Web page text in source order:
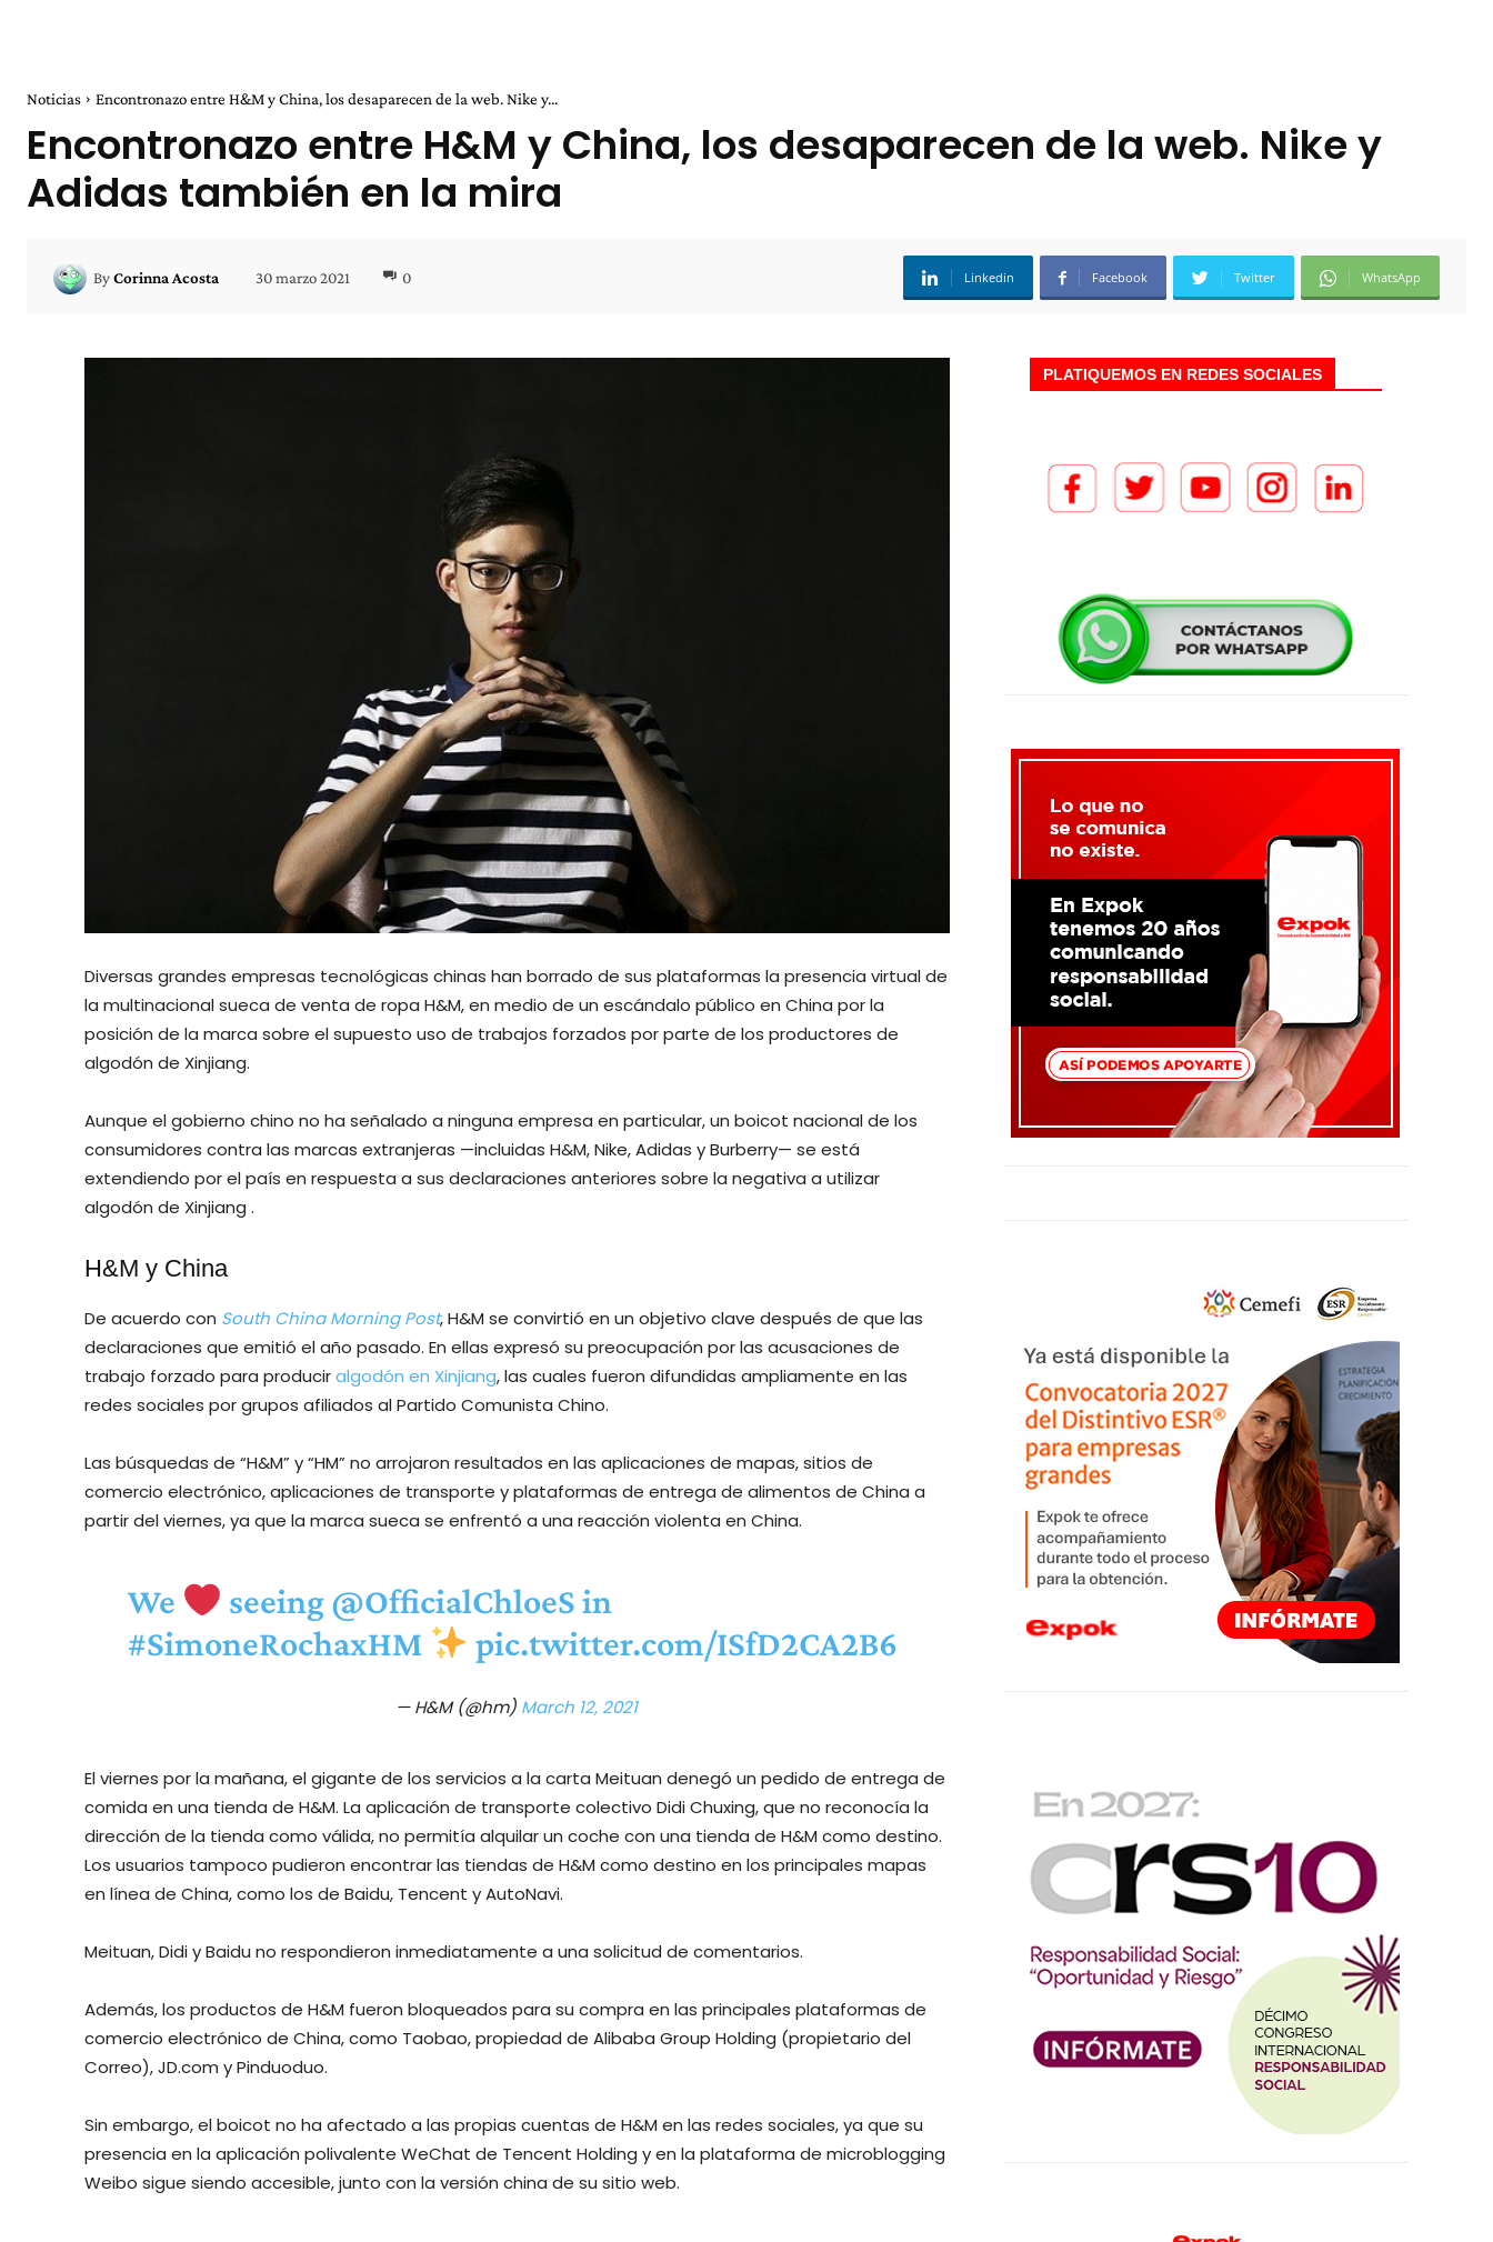
Noticias Encontronazo entre H&M y China, los desaparecen de la web. Nike y...
Encontronazo entre H&M y China, los desaparecen de la web. Nike y
Adidas también en la mira
ByCorinna Acosta 30 marzo 2021 0 Linkedin Facebook Twitter WhatsApp
Diversas grandes empresas tecnológicas chinas han borrado de sus plataformas la presencia virtual de
la multinacional sueca de venta de ropa H&M, en medio de un escándalo público en China por la
posición de la marca sobre el supuesto uso de trabajos forzados por parte de los productores de
algodón de Xinjiang.
Aunque el gobierno chino no ha señalado a ninguna empresa en particular, un boicot nacional de los
consumidores contra las marcas extranjeras —incluidas H&M, Nike, Adidas y Burberry— se está
extendiendo por el país en respuesta a sus declaraciones anteriores sobre la negativa a utilizar
algodón de Xinjiang .
H&M y China
De acuerdo con South China Morning Post, H&M se convirtió en un objetivo clave después de que las
declaraciones que emitió el año pasado. En ellas expresó su preocupación por las acusaciones de
trabajo forzado para produciralgodón en Xinjiang, las cuales fueron difundidas ampliamente en las
redes sociales por grupos afiliados al Partido Comunista Chino.
Las búsquedas de “H&M” y “HM” no arrojaron resultados en las aplicaciones de mapas, sitios de
comercio electrónico, aplicaciones de transporte y plataformas de entrega de alimentos de China a
partir del viernes, ya que la marca sueca se enfrentó a una reacción violenta en China.
We seeing@OfficialChloeSin
#SimoneRochaxHM
pic.twitter.com/ISfD2CA2B6
— H&M (@hm) March 12, 2021
El viernes por la mañana, el gigante de los servicios a la carta Meituan denegó un pedido de entrega de
comida en una tienda de H&M. La aplicación de transporte colectivo Didi Chuxing, que no reconocía la
dirección de la tienda como válida, no permitía alquilar un coche con una tienda de H&M como destino.
Los usuarios tampoco pudieron encontrar las tiendas de H&M como destino en los principales mapas
en línea de China, como los de Baidu, Tencent y AutoNavi.
Meituan, Didi y Baidu no respondieron inmediatamente a una solicitud de comentarios.
Además, los productos de H&M fueron bloqueados para su compra en las principales plataformas de
comercio electrónico de China, como Taobao, propiedad de Alibaba Group Holding (propietario del
Correo), JD.com y Pinduoduo.
Sin embargo, el boicot no ha afectado a las propias cuentas de H&M en las redes sociales, ya que su
presencia en la aplicación polivalente WeChat de Tencent Holding y en la plataforma de microblogging
Weibo sigue siendo accesible, junto con la versión china de su sitio web.
PLATIQUEMOS EN REDES SOCIALES